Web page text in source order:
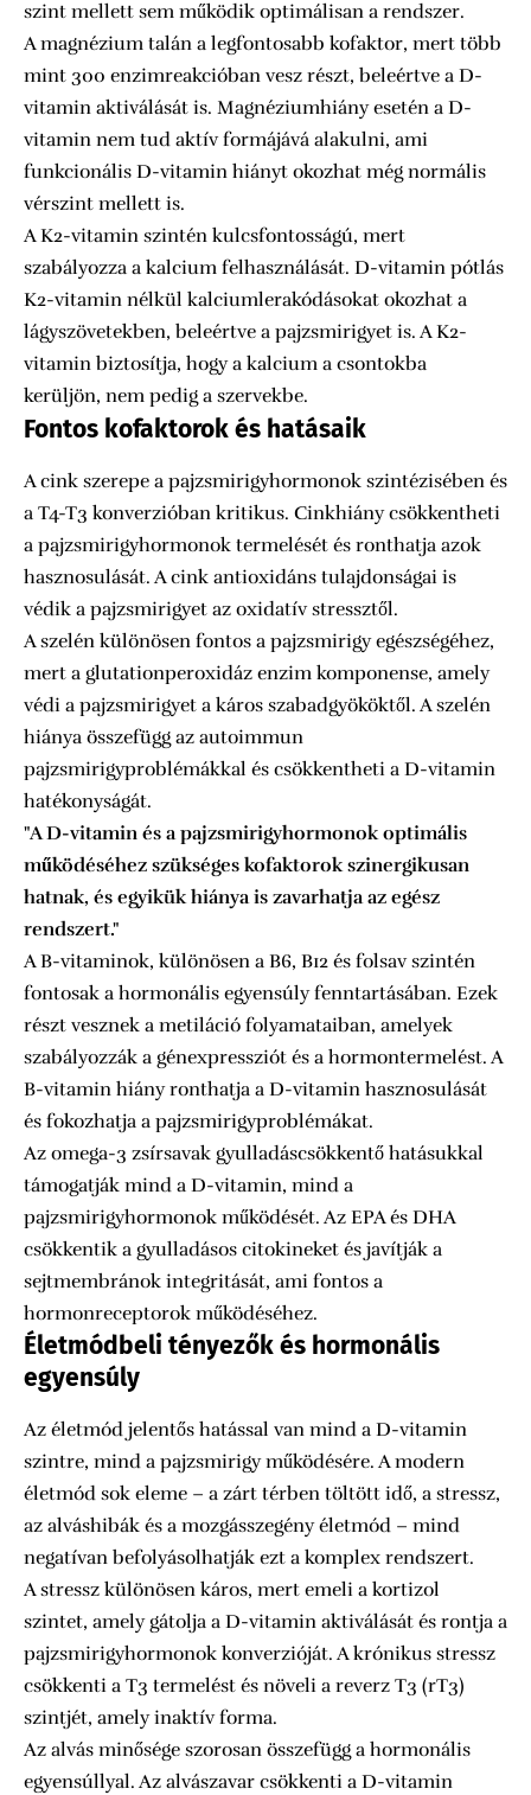
szint mellett sem működik optimálisan a rendszer.
A magnézium talán a legfontosabb kofaktor, mert több
mint 300 enzimreakcióban vesz részt, beleértve a D-
vitamin aktiválását is. Magnéziumhiány esetén a D-
vitamin nem tud aktív formájává alakulni, ami
funkcionális D-vitamin hiányt okozhat még normális
vérszint mellett is.
A K2-vitamin szintén kulcsfontosságú, mert
szabályozza a kalcium felhasználását. D-vitamin pótlás
K2-vitamin nélkül kalciumlerakódásokat okozhat a
lágyszövetekben, beleértve a pajzsmirigyet is. A K2-
vitamin biztosítja, hogy a kalcium a csontokba
kerüljön, nem pedig a szervekbe.
Fontos kofaktorok és hatásaik
A cink szerepe a pajzsmirigyhormonok szintézisében és
a T4-T3 konverzióban kritikus. Cinkhiány csökkentheti
a pajzsmirigyhormonok termelését és ronthatja azok
hasznosulását. A cink antioxidáns tulajdonságai is
védik a pajzsmirigyet az oxidatív stressztől.
A szelén különösen fontos a pajzsmirigy egészségéhez,
mert a glutationperoxidáz enzim komponense, amely
védi a pajzsmirigyet a káros szabadgyököktől. A szelén
hiánya összefügg az autoimmun
pajzsmirigyproblémákkal és csökkentheti a D-vitamin
hatékonyságát.
"A D-vitamin és a pajzsmirigyhormonok optimális
működéséhez szükséges kofaktorok szinergikusan
hatnak, és egyikük hiánya is zavarhatja az egész
rendszert."
A B-vitaminok, különösen a B6, B12 és folsav szintén
fontosak a hormonális egyensúly fenntartásában. Ezek
részt vesznek a metiláció folyamataiban, amelyek
szabályozzák a génexpressziót és a hormontermelést. A
B-vitamin hiány ronthatja a D-vitamin hasznosulását
és fokozhatja a pajzsmirigyproblémákat.
Az omega-3 zsírsavak gyulladáscsökkentő hatásukkal
támogatják mind a D-vitamin, mind a
pajzsmirigyhormonok működését. Az EPA és DHA
csökkentik a gyulladásos citokineket és javítják a
sejtmembránok integritását, ami fontos a
hormonreceptorok működéséhez.
Életmódbeli tényezők és hormonális
egyensúly
Az életmód jelentős hatással van mind a D-vitamin
szintre, mind a pajzsmirigy működésére. A modern
életmód sok eleme – a zárt térben töltött idő, a stressz,
az alváshibák és a mozgásszegény életmód – mind
negatívan befolyásolhatják ezt a komplex rendszert.
A stressz különösen káros, mert emeli a kortizol
szintet, amely gátolja a D-vitamin aktiválását és rontja a
pajzsmirigyhormonok konverzióját. A krónikus stressz
csökkenti a T3 termelést és növeli a reverz T3 (rT3)
szintjét, amely inaktív forma.
Az alvás minősége szorosan összefügg a hormonális
egyensúllyal. Az alvászavar csökkenti a D-vitamin